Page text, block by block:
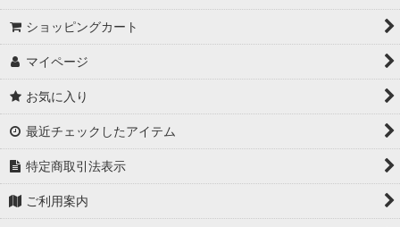
ショッピングカート
マイページ
お気に入り
最近チェックしたアイテム
特定商取引法表示
ご利用案内